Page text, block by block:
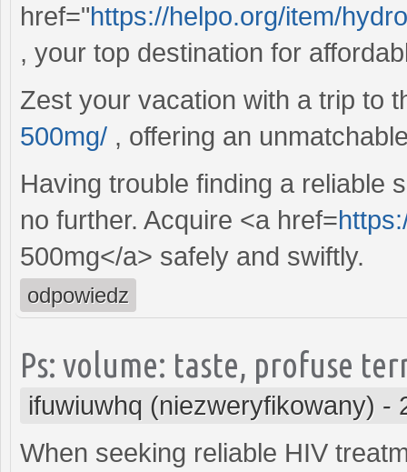
href="https://helpo.org/item/
, your top destination for
Zest your vacation with a trip to
500mg/ , offering an
Having trouble finding a reliable
no further. Acquire <a href=
500mg</a> safely and swiftly.
odpowiedz
Ps: volume: taste, profuse
ifuwiuwhq (niezweryfikowany) -
When seeking reliable HIV